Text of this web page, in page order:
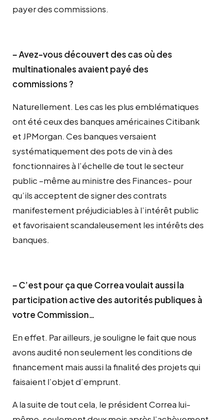
payer des commissions.
– Avez-vous découvert des cas où des
multinationales avaient payé des
commissions ?
Naturellement. Les cas les plus emblématiques
ont été ceux des banques américaines Citibank
et JPMorgan. Ces banques versaient
systématiquement des pots de vin à des
fonctionnaires à l’échelle de tout le secteur
public –même au ministre des Finances- pour
qu’ils acceptent de signer des contrats
manifestement préjudiciables à l’intérêt public
et favorisaient scandaleusement les intérêts des
banques.
– C’est pour ça que Correa voulait aussi la
participation active des autorités publiques à
votre Commission…
En effet. Par ailleurs, je souligne le fait que nous
avons audité non seulement les conditions de
financement mais aussi la finalité des projets qui
faisaient l’objet d’emprunt.
A la suite de tout cela, le président Correa lui-